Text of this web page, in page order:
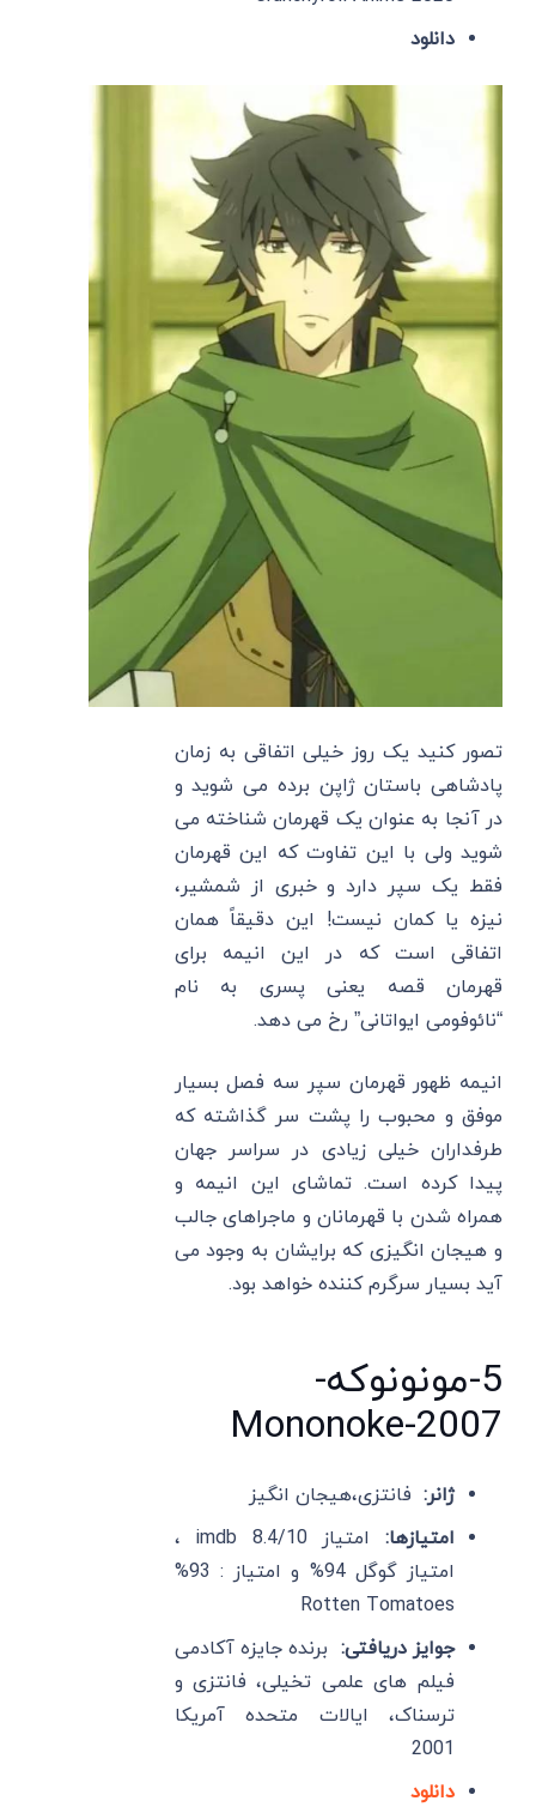
دانلود
تصور کنید یک روز خیلی اتفاقی به زمان
پادشاهی باستان ژاپن برده می شوید و
در آنجا به عنوان یک قهرمان شناخته می
شوید ولی با این تفاوت که این قهرمان
فقط یک سپر دارد و خبری از شمشیر،
نیزه یا کمان نیست! این دقیقاً همان
اتفاقی است که در این انیمه برای
قهرمان قصه یعنی پسری به نام
“نائوفومی ایواتانی” رخ می دهد.
انیمه ظهور قهرمان سپر سه فصل بسیار
موفق و محبوب را پشت سر گذاشته که
طرفداران خیلی زیادی در سراسر جهان
پیدا کرده است. تماشای این انیمه و
همراه شدن با قهرمانان و ماجراهای جالب
و هیجان انگیزی که برایشان به وجود می
آید بسیار سرگرم کننده خواهد بود.
5-مونونوکه-
Mononoke-2007
ژانر: فانتزی،هیجان انگیز
امتیازها:
امتیاز imdb 8.4/10 ،
امتیاز گوگل 94% و امتیاز : 93%
Rotten Tomatoes
جوایز دریافتی: برنده جایزه آکادمی
فیلم های علمی تخیلی، فانتزی و
ترسناک، ایالات متحده آمریکا
2001
دانلود